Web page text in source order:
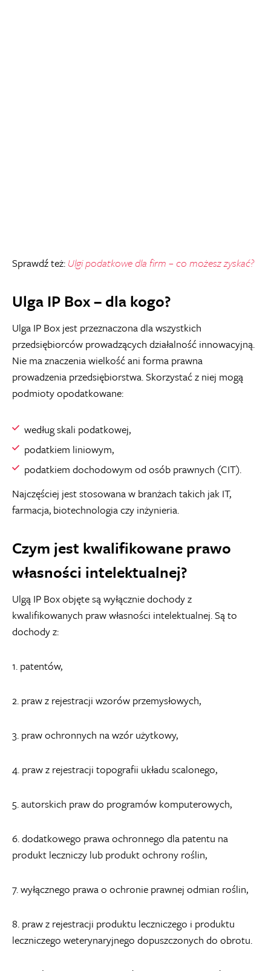
Sprawdź też: Ulgi podatkowe dla firm – co możesz zyskać?
Ulga IP Box – dla kogo?
Ulga IP Box jest przeznaczona dla wszystkich
przedsiębiorców prowadzących działalność innowacyjną.
Nie ma znaczenia wielkość ani forma prawna
prowadzenia przedsiębiorstwa. Skorzystać z niej mogą
podmioty opodatkowane:
według skali podatkowej,
podatkiem liniowym,
podatkiem dochodowym od osób prawnych (CIT).
Najczęściej jest stosowana w branżach takich jak IT,
farmacja, biotechnologia czy inżynieria.
Czym jest kwalifikowane prawo
własności intelektualnej?
Ulgą IP Box objęte są wyłącznie dochody z
kwalifikowanych praw własności intelektualnej. Są to
dochody z:
1. patentów,
2. praw z rejestracji wzorów przemysłowych,
3. praw ochronnych na wzór użytkowy,
4. praw z rejestracji topografii układu scalonego,
5. autorskich praw do programów komputerowych,
6. dodatkowego prawa ochronnego dla patentu na
produkt leczniczy lub produkt ochrony roślin,
7. wyłącznego prawa o ochronie prawnej odmian roślin,
8. praw z rejestracji produktu leczniczego i produktu
leczniczego weterynaryjnego dopuszczonych do obrotu.